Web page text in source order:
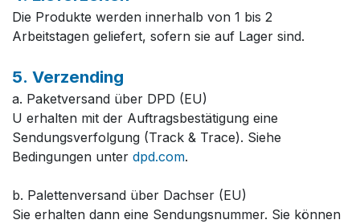
Die Produkte werden innerhalb von 1 bis 2
Arbeitstagen geliefert, sofern sie auf Lager sind.
5. Verzending
a. Paketversand über DPD (EU)
U erhalten mit der Auftragsbestätigung eine
Sendungsverfolgung (Track & Trace). Siehe
Bedingungen unter dpd.com.
b. Palettenversand über Dachser (EU)
Sie erhalten dann eine Sendungsnummer. Sie können